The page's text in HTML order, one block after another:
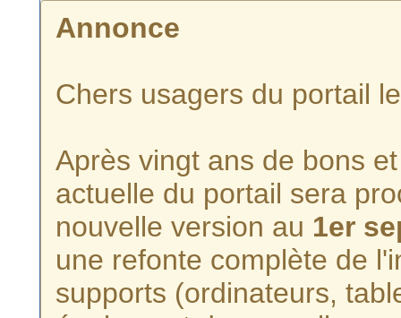
Annonce
Chers usagers du portail
Après vingt ans de bons
actuelle du portail sera
nouvelle version au 1er
une refonte complète de
supports (ordinateurs,